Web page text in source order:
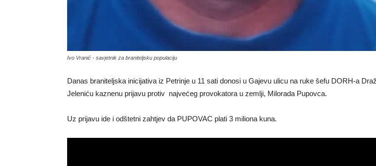
Ivo Vranić - savjetnik za braniteljsku populaciju
Danas braniteljska inicijativa iz Petrinje u 11 sati donosi u Gajevu ulicu na ruke šefu DORH-a
Jeleniću kaznenu prijavu protiv najvećeg provokatora u zemlji, Milorada Pupovca.
Uz prijavu ide i odštetni zahtjev da PUPOVAC plati 3 miliona kuna.